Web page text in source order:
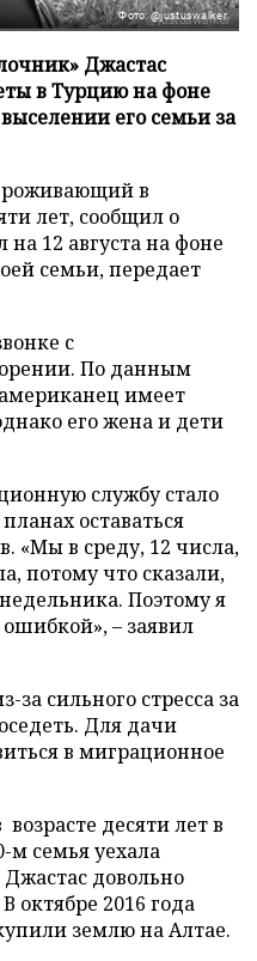
Фото: @justuswalker
Джастас
в Турцию на фоне
его семьи за
в
лет, сообщил о
12 августа на фоне
семьи, передает
с
По данным
имеет
его жена и дети
службу стало
оставаться
«Мы в среду, 12 числа,
потому что сказали,
Поэтому я
– заявил
сильного стресса за
Для дачи
в миграционное
десяти лет в
м семья уехала
довольно
октябре 2016 года
землю на Алтае.